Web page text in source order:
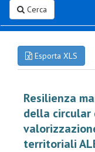
Cerca
Esporta XLS
Resilienza
della circular
territoriali